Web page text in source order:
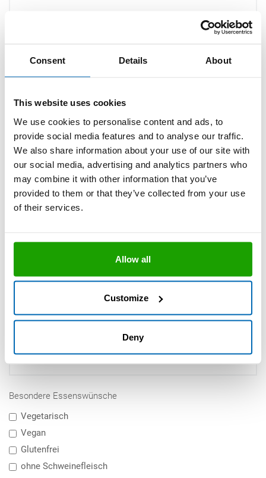
Consent Details About
This website uses cookies
We use cookies to personalise content and ads, to
provide social media features and to analyse our traffic.
We also share information about your use of our site with
our social media, advertising and analytics partners who
may combine it with other information that you’ve
provided to them or that they’ve collected from your use
of their services.
Allow all
Customize
Deny
PLZ
Ort
Besondere Essenswünsche
Vegetarisch
Vegan
Glutenfrei
ohne Schweinefleisch